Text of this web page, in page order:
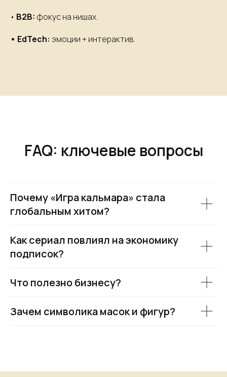
• B2B: фокус на нишах.
• EdTech: эмоции + интерактив.
FAQ: ключевые вопросы
Почему «Игра кальмара» стала
глобальным хитом?
Как сериал повлиял на экономику
подписок?
Что полезно бизнесу?
Зачем символика масок и фигур?